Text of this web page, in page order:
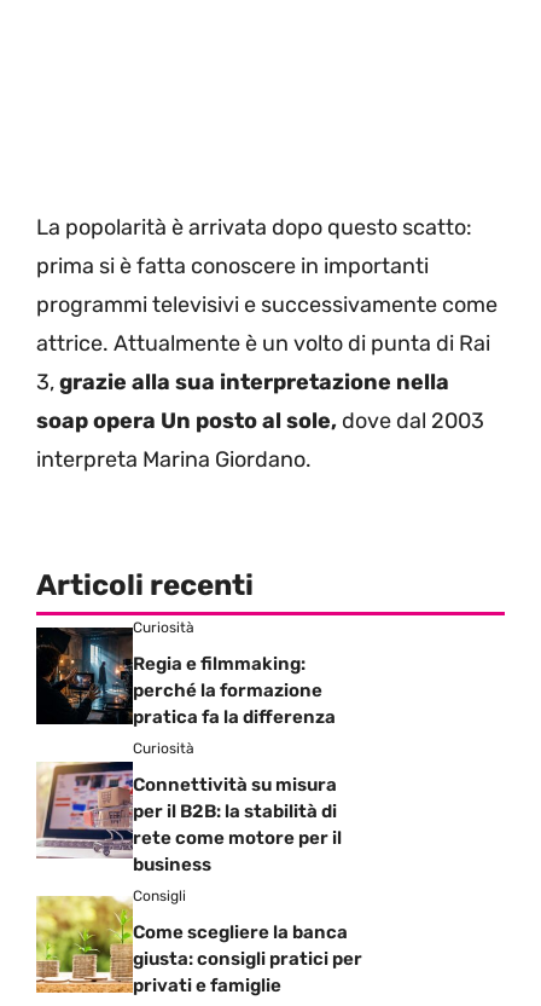
La popolarità è arrivata dopo questo scatto:
prima si è fatta conoscere in importanti
programmi televisivi e successivamente come
attrice. Attualmente è un volto di punta di Rai
3,grazie alla sua interpretazione nella
soap opera Un posto al sole, dove dal 2003
interpreta Marina Giordano.
Articoli recenti
Curiosità
Regia e filmmaking:
perché la formazione
pratica fa la differenza
Curiosità
Connettività su misura
per il B2B: la stabilità di
rete come motore per il
business
Consigli
Come scegliere la banca
giusta: consigli pratici per
privati e famiglie